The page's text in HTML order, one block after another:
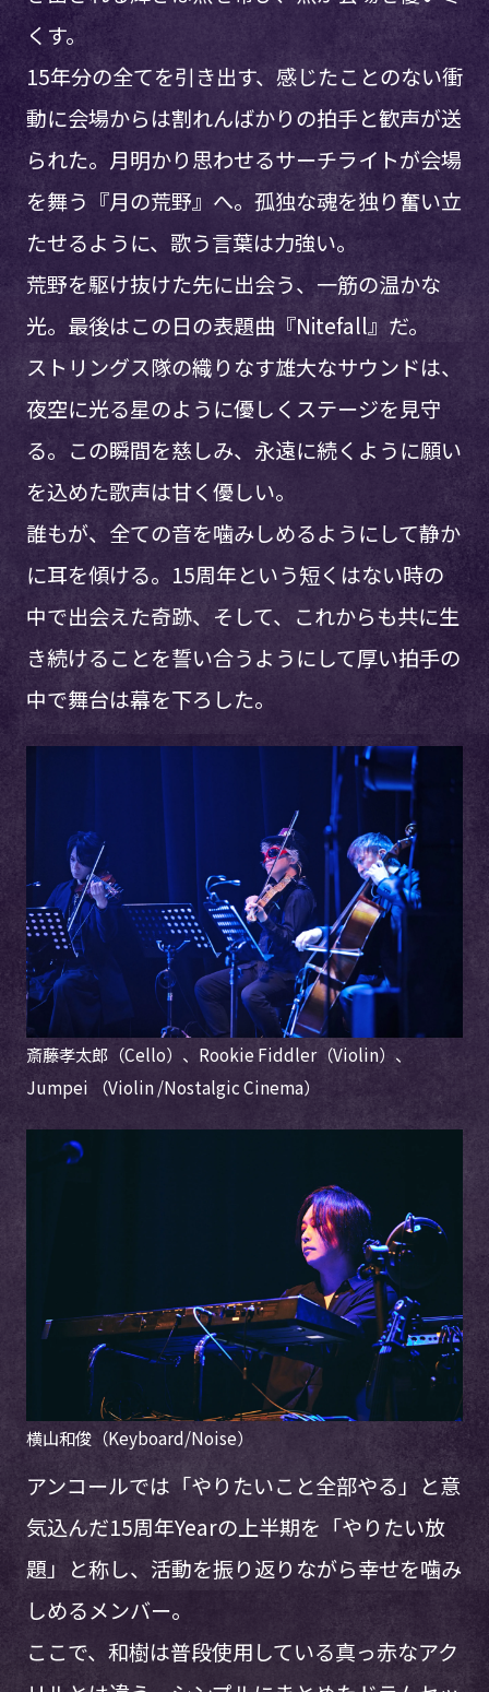
くす。
15年分の全てを引き出す、感じたことのない衝
動に会場からは割れんばかりの拍手と歓声が送
られた。月明かり思わせるサーチライトが会場
を舞う『月の荒野』へ。孤独な魂を独り奮い立
たせるように、歌う言葉は力強い。
荒野を駆け抜けた先に出会う、一筋の温かな
光。最後はこの日の表題曲『Nitefall』だ。
ストリングス隊の織りなす雄大なサウンドは、
夜空に光る星のように優しくステージを見守
る。この瞬間を慈しみ、永遠に続くように願い
を込めた歌声は甘く優しい。
誰もが、全ての音を噛みしめるようにして静か
に耳を傾ける。15周年という短くはない時の
中で出会えた奇跡、そして、これからも共に生
き続けることを誓い合うようにして厚い拍手の
中で舞台は幕を下ろした。
斎藤孝太郎（Cello）、Rookie Fiddler（Violin）、
Jumpei （Violin /Nostalgic Cinema）
横山和俊（Keyboard/Noise）
アンコールでは「やりたいこと全部やる」と意
気込んだ15周年Yearの上半期を「やりたい放
題」と称し、活動を振り返りながら幸せを噛み
しめるメンバー。
ここで、和樹は普段使用している真っ赤なアク